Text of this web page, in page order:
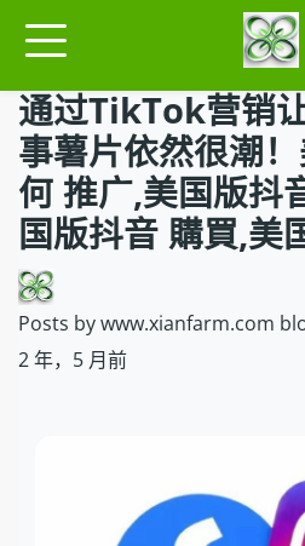
通过TikTok营销
事薯片依然很潮
何 推广,美国版抖
国版抖音 購買,美
Posts by www.xianfarm.com
2 年，5 月前